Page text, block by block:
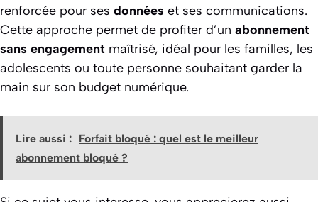
renforcée pour ses données et ses communications.
Cette approche permet de profiter d’un abonnement
sans engagement maîtrisé, idéal pour les familles, les
adolescents ou toute personne souhaitant garder la
main sur son budget numérique.
Lire aussi : Forfait bloqué : quel est le meilleur
abonnement bloqué ?